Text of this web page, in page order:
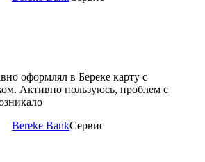
оформлял в Береке карту с
Активно пользуюсь, проблем с
Bereke BankСервис